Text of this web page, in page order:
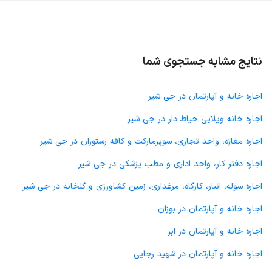
نتایج مشابه جستجوی شما
اجاره خانه و آپارتمان در جی شیر
اجاره خانه ویلایی حیاط دار در جی شیر
اجاره مغازه، واحد تجاری، سوپرمارکت و کافه رستوران در جی شیر
اجاره دفتر کار، واحد اداری و مطب پزشکی در جی شیر
اجاره سوله، انبار، کارگاه، مرغداری، زمین کشاورزی و گلخانه در جی شیر
اجاره خانه و آپارتمان در بوزان
اجاره خانه و آپارتمان در ابر
اجاره خانه و آپارتمان در شهید رجایی